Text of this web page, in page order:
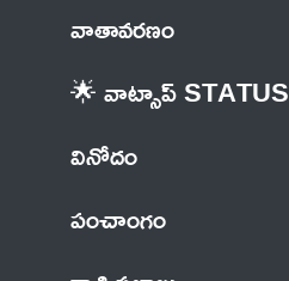
వాతావరణం
🌟 వాట్సాప్ STATUS
వినోదం
పంచాంగం